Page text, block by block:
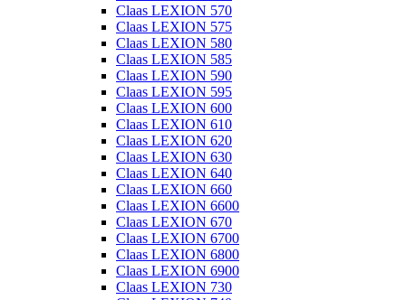
Claas LEXION 570
Claas LEXION 575
Claas LEXION 580
Claas LEXION 585
Claas LEXION 590
Claas LEXION 595
Claas LEXION 600
Claas LEXION 610
Claas LEXION 620
Claas LEXION 630
Claas LEXION 640
Claas LEXION 660
Claas LEXION 6600
Claas LEXION 670
Claas LEXION 6700
Claas LEXION 6800
Claas LEXION 6900
Claas LEXION 730